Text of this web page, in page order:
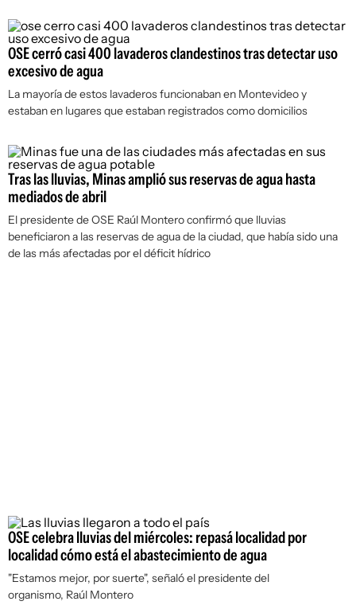
OSE cerró casi 400 lavaderos clandestinos tras detectar uso
excesivo de agua
La mayoría de estos lavaderos funcionaban en Montevideo y
estaban en lugares que estaban registrados como domicilios
Tras las lluvias, Minas amplió sus reservas de agua hasta
mediados de abril
El presidente de OSE Raúl Montero confirmó que lluvias
beneficiaron a las reservas de agua de la ciudad, que había sido una
de las más afectadas por el déficit hídrico
OSE celebra lluvias del miércoles: repasá localidad por
localidad cómo está el abastecimiento de agua
"Estamos mejor, por suerte", señaló el presidente del
organismo, Raúl Montero